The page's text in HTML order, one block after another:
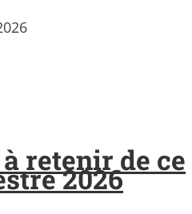
retenir de ce
2026